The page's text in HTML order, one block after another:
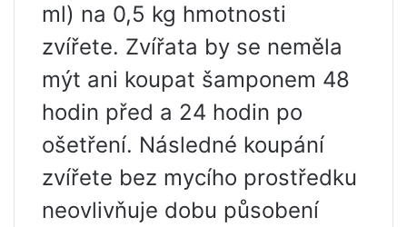
ml) na 0,5 kg hmotnosti
zvířete. Zvířata by se neměla
mýt ani koupat šamponem 48
hodin před a 24 hodin po
ošetření. Následné koupání
zvířete bez mycího prostředku
neovlivňuje dobu působení